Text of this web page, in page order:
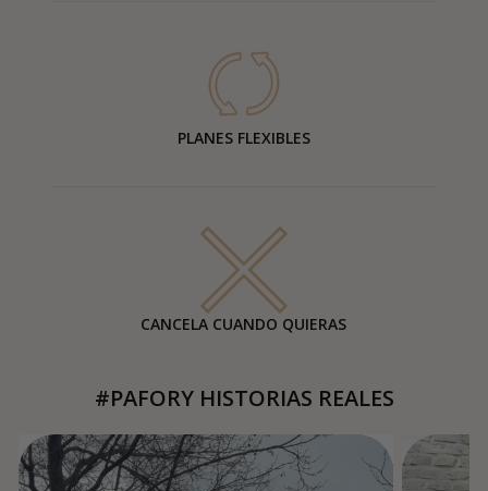
PLANES FLEXIBLES
CANCELA CUANDO QUIERAS
#PAFORY HISTORIAS REALES